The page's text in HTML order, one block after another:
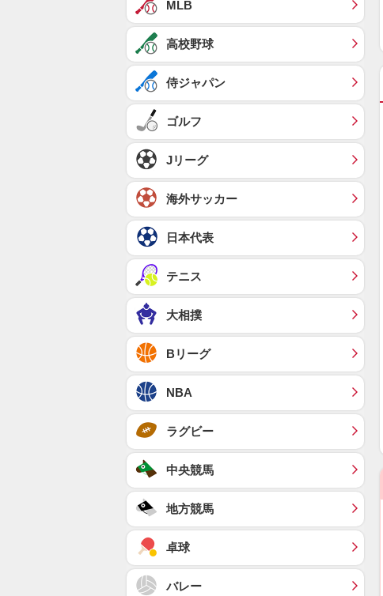
MLB
高校野球
侍ジャパン
ゴルフ
Jリーグ
海外サッカー
日本代表
テニス
大相撲
Bリーグ
NBA
ラグビー
中央競馬
地方競馬
卓球
バレー